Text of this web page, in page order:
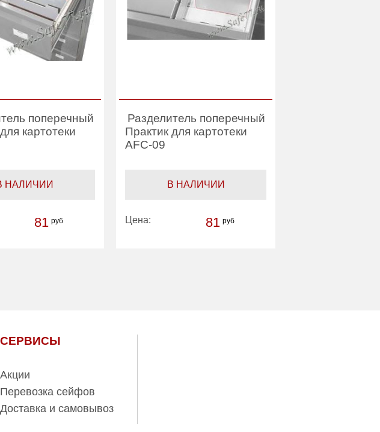
поперечный
картотеки
НАЛИЧИИ
81 руб
Разделитель поперечный
Практик для картотеки
AFC-09
В НАЛИЧИИ
Цена: 81 руб
СЕРВИСЫ
Акции
Перевозка сейфов
Доставка и самовывоз